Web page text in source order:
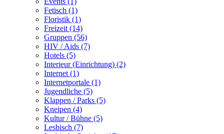
Fetisch (1)
Floristik (1)
Freizeit (14)
Gruppen (56)
HIV / Aids (7)
Hotels (5)
Interieur (Einrichtung) (2)
Internet (1)
Internetportale (1)
Jugendliche (5)
Klappen / Parks (5)
Kneipen (4)
Kultur / Bühne (5)
Lesbisch (7)